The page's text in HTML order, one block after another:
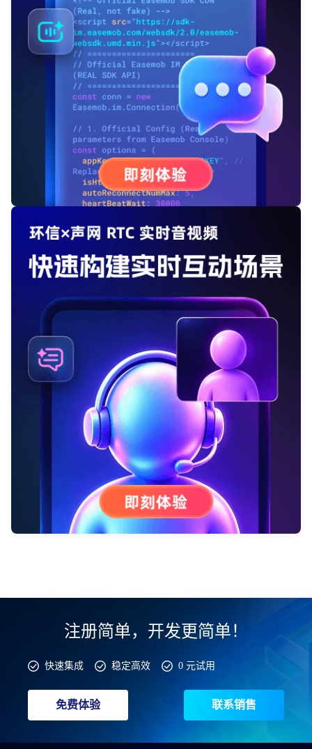
注册简单，开发更简单！
快速集成 稳定高效 0 元试用
免费体验 联系销售